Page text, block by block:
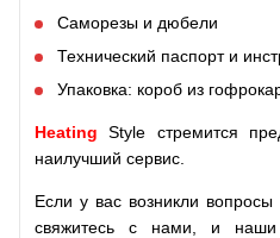
Саморезы и дюбели
Технический паспорт и
Упаковка: короб из
Heating Style стремится
наилучший сервис.
Если у вас возникли
свяжитесь с нами, и наши